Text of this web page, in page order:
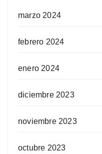
marzo 2024
febrero 2024
enero 2024
diciembre 2023
noviembre 2023
octubre 2023